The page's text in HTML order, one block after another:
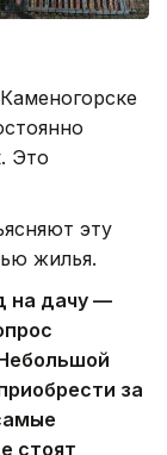
Это
эту
жилья.
на дачу —
за
стоят